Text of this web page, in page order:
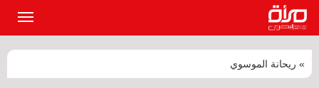
» ريحانة الموسوي